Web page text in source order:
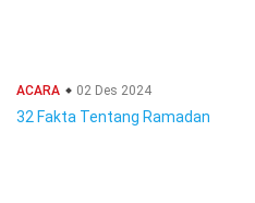
ACARA 02 Des 2024
32 Fakta Tentang Ramadan